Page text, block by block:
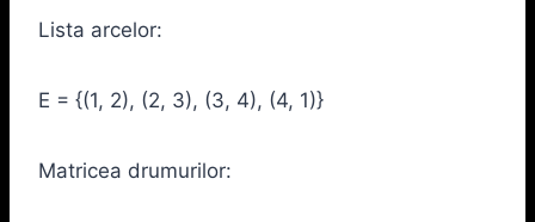
Lista arcelor:
E = {(1, 2), (2, 3), (3, 4), (4, 1)}
Matricea drumurilor: